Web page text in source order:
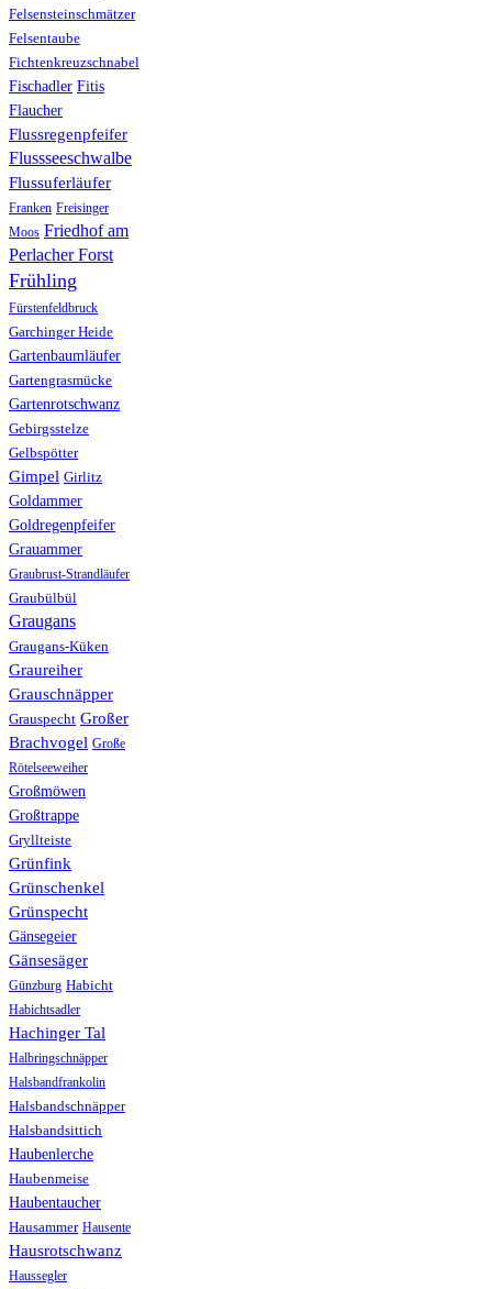
Felsensteinschmätzer
Felsentaube
Fichtenkreuzschnabel
Fischadler Fitis
Flaucher
Flussregenpfeifer
Flussseeschwalbe
Flussuferläufer
Franken Freisinger
Moos Friedhof am
Perlacher Forst
Frühling
Fürstenfeldbruck
Garchinger Heide
Gartenbaumläufer
Gartengrasmücke
Gartenrotschwanz
Gebirgsstelze
Gelbspötter
Gimpel Girlitz
Goldammer
Goldregenpfeifer
Grauammer
Graubrust-Strandläufer
Graubülbül
Graugans
Graugans-Küken
Graureiher
Grauschnäpper
Grauspecht Großer
Brachvogel Große
Rötelseeweiher
Großmöwen
Großtrappe
Gryllteiste
Grünfink
Grünschenkel
Grünspecht
Gänsegeier
Gänsesäger
Günzburg Habicht
Habichtsadler
Hachinger Tal
Halbringschnäpper
Halsbandfrankolin
Halsbandschnäpper
Halsbandsittich
Haubenlerche
Haubenmeise
Haubentaucher
Hausammer Hausente
Hausrotschwanz
Haussegler